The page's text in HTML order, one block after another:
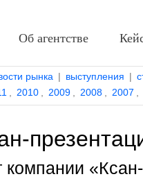
рынка | выступления |
2010 2009 2008 2007
Об агентстве